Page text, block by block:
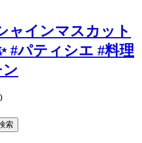
ャインマスカット
#パティシエ #料理
索